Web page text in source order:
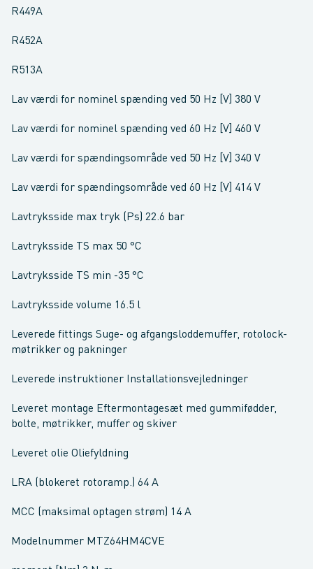
R449A
R452A
R513A
Lav værdi for nominel spænding ved 50 Hz [V] 380 V
Lav værdi for nominel spænding ved 60 Hz [V] 460 V
Lav værdi for spændingsområde ved 50 Hz [V] 340 V
Lav værdi for spændingsområde ved 60 Hz [V] 414 V
Lavtryksside max tryk (Ps) 22.6 bar
Lavtryksside TS max 50 °C
Lavtryksside TS min -35 °C
Lavtryksside volume 16.5 l
Leverede fittings Suge- og afgangsloddemuffer, rotolock-
møtrikker og pakninger
Leverede instruktioner Installationsvejledninger
Leveret montage Eftermontagesæt med gummifødder,
bolte, møtrikker, muffer og skiver
Leveret olie Oliefyldning
LRA (blokeret rotoramp.) 64 A
MCC (maksimal optagen strøm) 14 A
Modelnummer MTZ64HM4CVE